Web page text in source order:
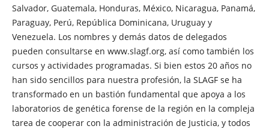
Salvador, Guatemala, Honduras, México, Nicaragua, Panamá,
Paraguay, Perú, República Dominicana, Uruguay y
Venezuela. Los nombres y demás datos de delegados
pueden consultarse en www.slagf.org, así como también los
cursos y actividades programadas. Si bien estos 20 años no
han sido sencillos para nuestra profesión, la SLAGF se ha
transformado en un bastión fundamental que apoya a los
laboratorios de genética forense de la región en la compleja
tarea de cooperar con la administración de Justicia, y todos